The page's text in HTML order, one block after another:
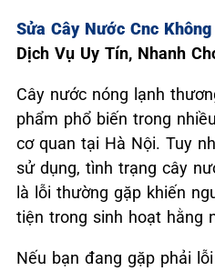
Sửa Cây Nước Cnc
Dịch Vụ Uy Tín, Nhanh
Cây nước nóng lạnh
phẩm phổ biến trong
cơ quan tại Hà Nội. Tuy
sử dụng, tình trạng cây
là lỗi thường gặp khiến
tiện trong sinh hoạt hằng
Nếu bạn đang gặp phải